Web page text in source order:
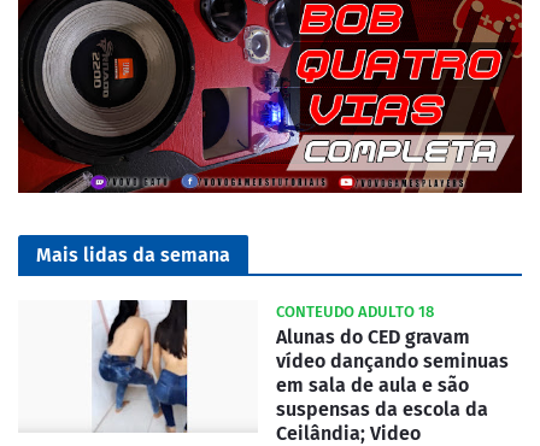
Mais lidas da semana
CONTEUDO ADULTO 18
Alunas do CED gravam
vídeo dançando seminuas
em sala de aula e são
suspensas da escola da
Ceilândia; Video